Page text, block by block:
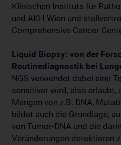
Klinischen Instituts für
und AKH Wien und
Comprehensive Cancer
Liquid Biopsy: von der
Routinediagnostik bei
NGS verwendet dabei eine
sensitiver wird, also erlaubt,
Mengen von z.B. DNA,
bildet auch die Grundlage,
von Tumor-DNA und die
Veränderungen detektieren